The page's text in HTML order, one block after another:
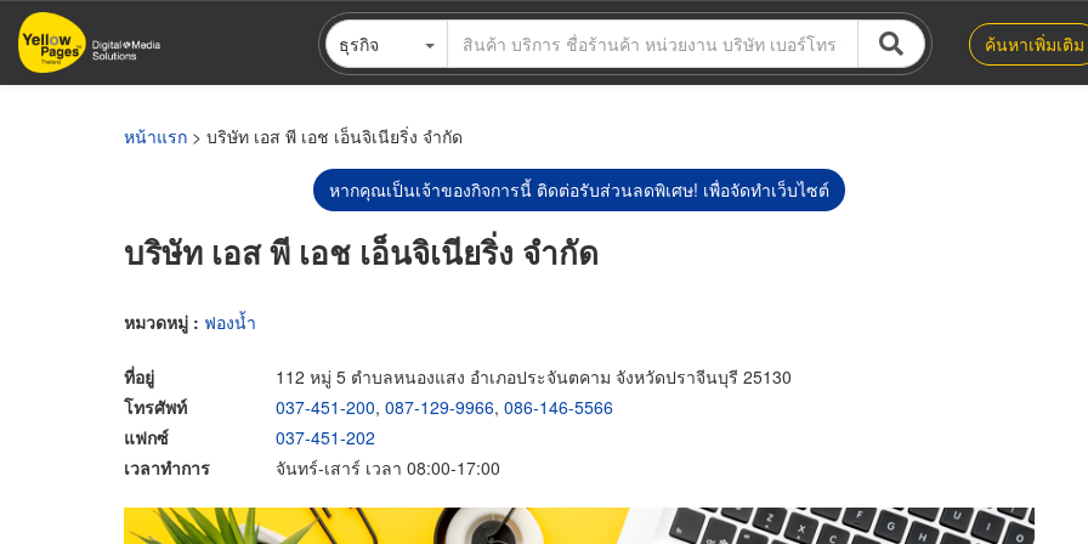
ข้าม
ไป
ธุรกิจ ค้นหาเพิ่มเติม
หน้าแรก > บริษัท เอส พี เอช เอ็นจิเนียริ่ง จำกัด
หากคุณเป็นเจ้าของกิจการนี้ ติดต่อรับส่วนลดพิเศษ! เพื่อจัดทำเว็บไซต์
บริษัท เอส พี เอช เอ็นจิเนียริ่ง จำกัด
หมวดหมู่ : ฟองน้ำ
ที่อยู่
112 หมู่ 5 ตำบลหนองแสง อำเภอประจันตคาม จังหวัดปราจีนบุรี 25130
โทรศัพท์
037-451-200, 087-129-9966, 086-146-5566
แฟกซ์
037-451-202
เวลาทำการ
จันทร์-เสาร์ เวลา 08:00-17:00